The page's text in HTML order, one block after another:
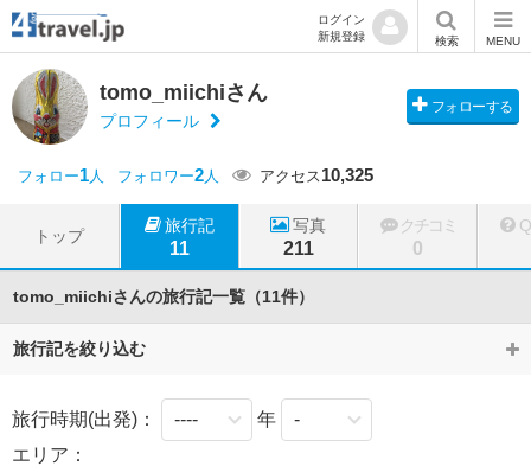
ログイン
新規登録
検索 MENU
tomo_miichiさん
プロフィール
フォローする
フォロー1人 フォロワー2人 アクセス10,325
トップ
旅行記
11
写真
211
クチコミ
0
tomo_miichiさんの旅行記一覧（11件）
旅行記を絞り込む
旅行時期(出発)：
年
エリア：